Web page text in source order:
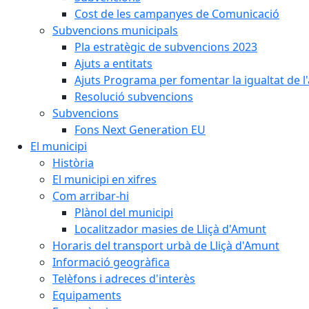
Cost de les campanyes de Comunicació
Subvencions municipals
Pla estratègic de subvencions 2023
Ajuts a entitats
Ajuts Programa per fomentar la igualtat de
Resolució subvencions
Subvencions
Fons Next Generation EU
El municipi
Història
El municipi en xifres
Com arribar-hi
Plànol del municipi
Localitzador masies de Lliçà d'Amunt
Horaris del transport urbà de Lliçà d'Amunt
Informació geogràfica
Telèfons i adreces d'interès
Equipaments